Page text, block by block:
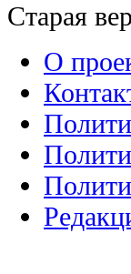
Старая
О